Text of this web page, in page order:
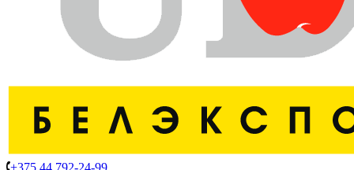
+375 44 792-24-99